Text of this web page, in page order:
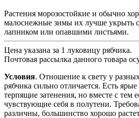
Растения морозостойкие и обычно
малоснежные зимы их лучше укрыть
лапником или опавшими листьями.
Цена указана за 1 луковицу рябчика.
Почтовая рассылка данного товара
Условия. Отношение к свету у
рябчика сильно отличается. Есть
терпящие затенения, но вместе с тем
чувствующие себя в полутени.
различны, большинство хорошо